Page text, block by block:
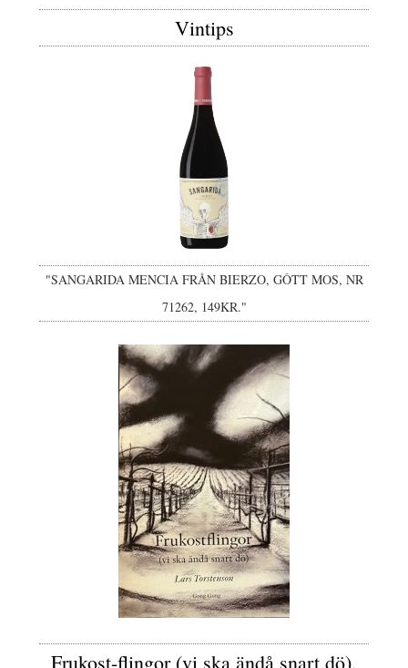
Vintips
"SANGARIDA MENCIA FRÅN BIERZO, GÔTT MOS, NR
71262, 149KR."
Frukost-flingor (vi ska ändå snart dö),